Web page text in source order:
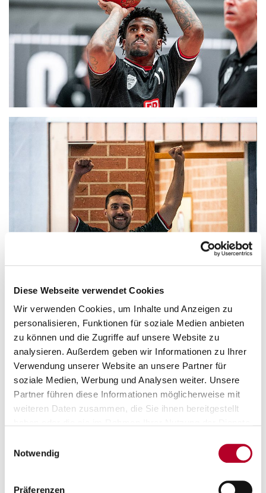
Diese Webseite verwendet Cookies
Wir verwenden Cookies, um Inhalte und Anzeigen zu
personalisieren, Funktionen für soziale Medien anbieten
zu können und die Zugriffe auf unsere Website zu
analysieren. Außerdem geben wir Informationen zu Ihrer
Verwendung unserer Website an unsere Partner für
soziale Medien, Werbung und Analysen weiter. Unsere
Partner führen diese Informationen möglicherweise mit
weiteren Daten zusammen, die Sie ihnen bereitgestellt
Notwendig
Präferenzen